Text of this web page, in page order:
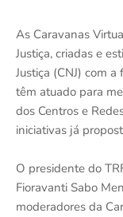
As Caravanas
Justiça, criadas e
Justiça (CNJ) com
têm atuado para
dos Centros e
iniciativas já
O presidente do
Fioravanti Sabo
moderadores da